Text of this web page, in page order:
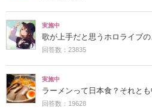
実施中
歌が上手だと思うホロライブの
回答数：23835
実施中
ラーメンって日本食？それとも
回答数：19628